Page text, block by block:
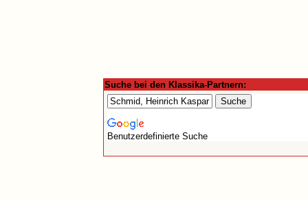
Suche bei den Klassika-Partnern:
Benutzerdefinierte Suche